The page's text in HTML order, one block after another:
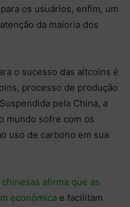
os usuários, enfim, um
da maioria dos
o sucesso das altcoins é
processo de produção
pela China, a
mundo sofre com os
uso de carbono em sua
afirma que as
econômica e facilitam